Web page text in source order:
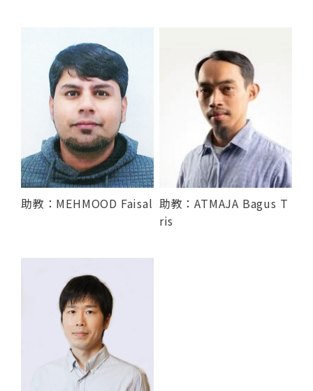
助教：MEHMOOD Faisal 助教：ATMAJA Bagus T
ris